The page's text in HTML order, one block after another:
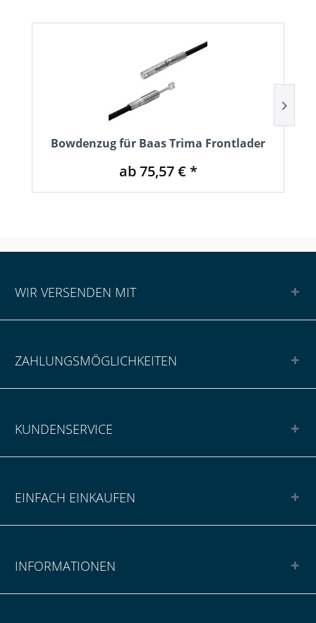
Bowdenzug für Baas Trima Frontlader
ab 75,57 € *
WIR VERSENDEN MIT
ZAHLUNGSMÖGLICHKEITEN
KUNDENSERVICE
EINFACH EINKAUFEN
INFORMATIONEN